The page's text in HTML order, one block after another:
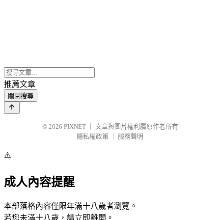
推薦文章
關閉搜尋
© 2026 PIXNET
文章與圖片權利屬原作者所有
隱私權政策
服務聲明
⚠️
成人內容提醒
本部落格內容僅限年滿十八歲者瀏覽。
若您未滿十八歲，請立即離開。